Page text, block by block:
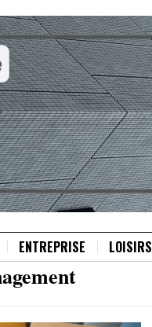
ENTREPRISE LOISIRS